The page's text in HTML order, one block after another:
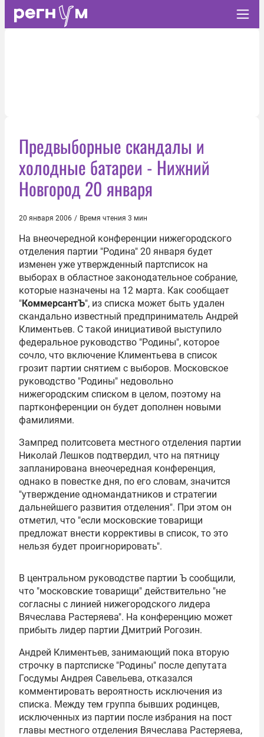
Предвыборные скандалы и
холодные батареи - Нижний
Новгород 20 января
20 января 2006 / Время чтения 3 мин
На внеочередной конференции нижегородского
отделения партии "Родина" 20 января будет
изменен уже утвержденный партсписок на
выборах в областное законодательное собрание,
которые назначены на 12 марта. Как сообщает
"КоммерсантЪ", из списка может быть удален
скандально известный предприниматель Андрей
Климентьев. С такой инициативой выступило
федеральное руководство "Родины", которое
сочло, что включение Климентьева в список
грозит партии снятием с выборов. Московское
руководство "Родины" недовольно
нижегородским списком в целом, поэтому на
партконференции он будет дополнен новыми
фамилиями.
Зампред политсовета местного отделения партии
Николай Лешков подтвердил, что на пятницу
запланирована внеочередная конференция,
однако в повестке дня, по его словам, значится
"утверждение одномандатников и стратегии
дальнейшего развития отделения". При этом он
отметил, что "если московские товарищи
предложат внести коррективы в список, то это
нельзя будет проигнорировать".
В центральном руководстве партии Ъ сообщили,
что "московские товарищи" действительно "не
согласны с линией нижегородского лидера
Вячеслава Растеряева". На конференцию может
прибыть лидер партии Дмитрий Рогозин.
Андрей Климентьев, занимающий пока вторую
строчку в партсписке "Родины" после депутата
Госдумы Андрея Савельева, отказался
комментировать вероятность исключения из
списка. Между тем группа бывших родинцев,
исключенных из партии после избрания на пост
главы местного отделения Вячеслава Растеряева,